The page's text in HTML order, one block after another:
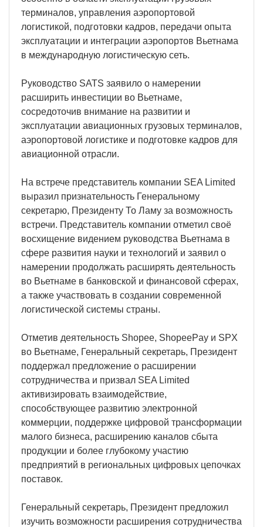
терминалов, управления аэропортовой
логистикой, подготовки кадров, передачи опыта
эксплуатации и интеграции аэропортов Вьетнама
в международную логистическую сеть.
Руководство SATS заявило о намерении
расширить инвестиции во Вьетнаме,
сосредоточив внимание на развитии и
эксплуатации авиационных грузовых терминалов,
аэропортовой логистике и подготовке кадров для
авиационной отрасли.
На встрече представитель компании SEA Limited
выразил признательность Генеральному
секретарю, Президенту То Ламу за возможность
встречи. Представитель компании отметил своё
восхищение видением руководства Вьетнама в
сфере развития науки и технологий и заявил о
намерении продолжать расширять деятельность
во Вьетнаме в банковской и финансовой сферах,
а также участвовать в создании современной
логистической системы страны.
Отметив деятельность Shopee, ShopeePay и SPX
во Вьетнаме, Генеральный секретарь, Президент
поддержал предложение о расширении
сотрудничества и призвал SEA Limited
активизировать взаимодействие,
способствующее развитию электронной
коммерции, поддержке цифровой трансформации
малого бизнеса, расширению каналов сбыта
продукции и более глубокому участию
предприятий в региональных цифровых цепочках
поставок.
Генеральный секретарь, Президент предложил
изучить возможности расширения сотрудничества